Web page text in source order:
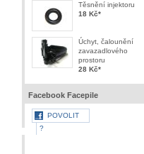
Těsnění injektoru
18 Kč*
Úchyt, čalounění
zavazadlového
prostoru
28 Kč*
Facebook Facepile
POVOLIT
?